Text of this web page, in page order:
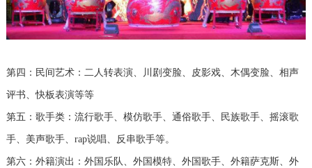
第四：民间艺术：二人转表演、川剧变脸、皮影戏、木偶变脸、相声
评书、快板表演等等
第五：歌手类：流行歌手、模仿歌手、通俗歌手、民族歌手、摇滚歌
手、美声歌手、rap说唱、反串歌手等。
第六：外籍演出：外国乐队、外国模特、外国歌手、外籍萨克斯、外